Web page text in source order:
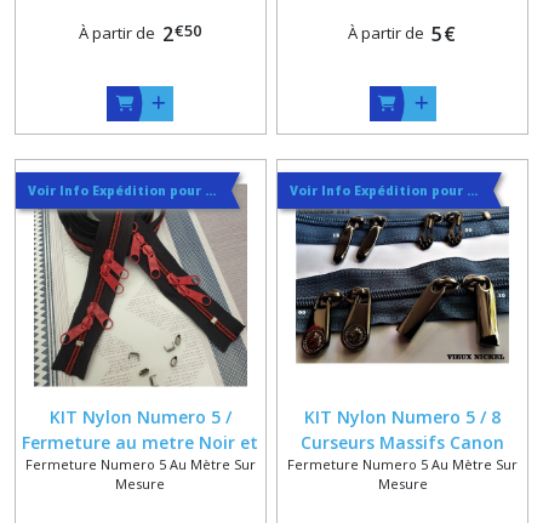
À partir de 2€50 À partir de 5€
Voir Info Expédition pour Régler les Frais de Port au Meilleur Prix , En haut d'ecran à Droite
KIT Nylon Numero 5 /
Fermeture au metre Noir et
Rouge 6 mm + Curseurs
montés et arrets
Fermeture Numero 5 Au Mètre Sur
Mesure
Voir Info Expédition pour Régler les Frais de Port au Meilleur Prix , En haut d'ecran à Droite
KIT Nylon Numero 5 / 8
Curseurs Massifs Canon
Brillants montés sur 2.5
Metres de Fermeture au
Fermeture Numero 5 Au Mètre Sur
Mesure